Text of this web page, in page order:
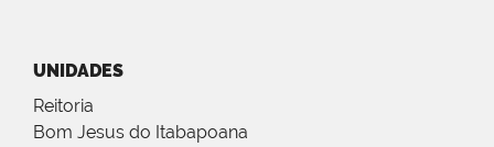
UNIDADES
Reitoria
Bom Jesus do Itabapoana